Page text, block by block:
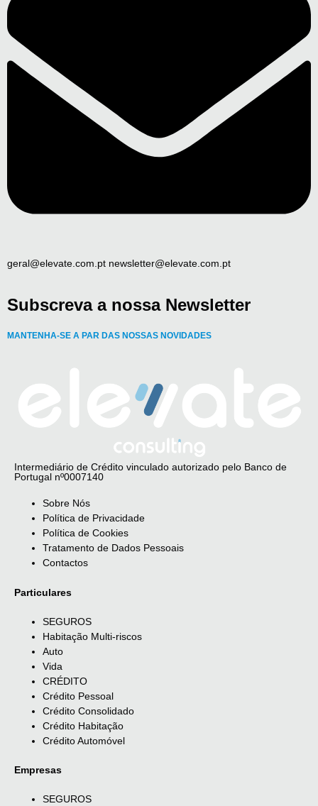
geral@elevate.com.pt newsletter@elevate.com.pt
Subscreva a nossa Newsletter
MANTENHA-SE A PAR DAS NOSSAS NOVIDADES
Intermediário de Crédito vinculado autorizado pelo Banco de
Portugal nº0007140
Sobre Nós
Política de Privacidade
Política de Cookies
Tratamento de Dados Pessoais
Contactos
Particulares
SEGUROS
Habitação Multi-riscos
Auto
Vida
CRÉDITO
Crédito Pessoal
Crédito Consolidado
Crédito Habitação
Crédito Automóvel
Empresas
SEGUROS